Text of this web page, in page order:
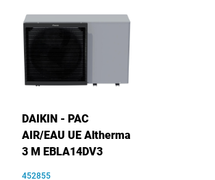
DAIKIN - PAC
AIR/EAU UE Altherma
3 M EBLA14DV3
452855